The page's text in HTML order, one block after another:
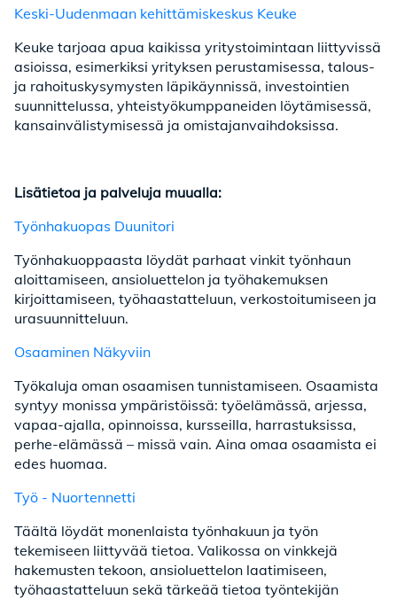
Keski-Uudenmaan kehittämiskeskus Keuke
Keuke tarjoaa apua kaikissa yritystoimintaan liittyvissä
asioissa, esimerkiksi yrityksen perustamisessa, talous-
ja rahoituskysymysten läpikäynnissä, investointien
suunnittelussa, yhteistyökumppaneiden löytämisessä,
kansainvälistymisessä ja omistajanvaihdoksissa.
Lisätietoa ja palveluja muualla:
Työnhakuopas Duunitori
Työnhakuoppaasta löydät parhaat vinkit työnhaun
aloittamiseen, ansioluettelon ja työhakemuksen
kirjoittamiseen, työhaastatteluun, verkostoitumiseen ja
urasuunnitteluun.
Osaaminen Näkyviin
Työkaluja oman osaamisen tunnistamiseen. Osaamista
syntyy monissa ympäristöissä: työelämässä, arjessa,
vapaa-ajalla, opinnoissa, kursseilla, harrastuksissa,
perhe-elämässä – missä vain. Aina omaa osaamista ei
edes huomaa.
Työ - Nuortennetti
Täältä löydät monenlaista työnhakuun ja työn
tekemiseen liittyvää tietoa. Valikossa on vinkkejä
hakemusten tekoon, ansioluettelon laatimiseen,
työhaastatteluun sekä tärkeää tietoa työntekijän